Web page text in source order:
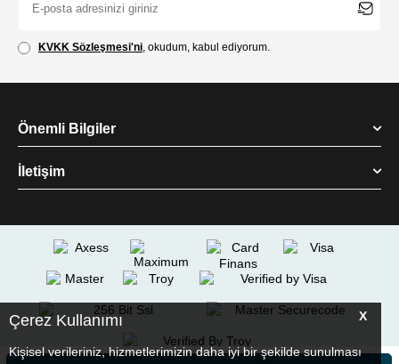
X
Çerez Kullanımı
Kişisel verileriniz, hizmetlerimizin daha iyi bir şekilde sunulması
KVKK Sözleşmesi'ni , okudum, kabul ediyorum.
Önemli Bilgiler
İletişim